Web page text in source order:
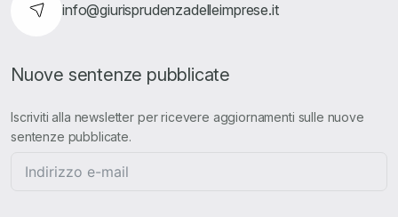
info@giurisprudenzadelleimprese.it
Nuove sentenze pubblicate
Iscriviti alla newsletter per ricevere aggiornamenti sulle nuove
sentenze pubblicate.